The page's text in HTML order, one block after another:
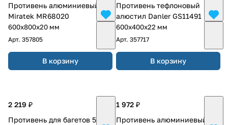
Противень алюминиевый
Miratek MR68020
600х800х20 мм
Арт. 357805
В корзину
Противень тефлоновый
алюстил Danler GS11491
600х400х22 мм
Арт. 357717
В корзину
2 219 ₽
Противень для багетов 5
1 972 ₽
Противень алюминиевый